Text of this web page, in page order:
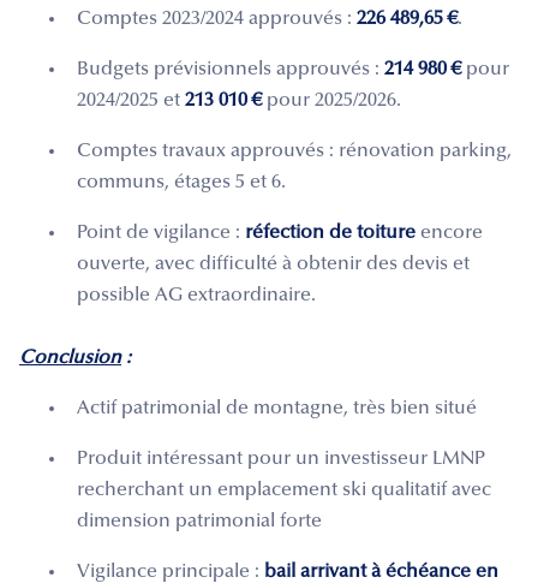
Comptes 2023/2024 approuvés : 226 489,65 €.
Budgets prévisionnels approuvés : 214 980 €pour
2024/2025 et 213 010 €pour 2025/2026.
Comptes travaux approuvés : rénovation parking,
communs, étages 5 et 6.
Point de vigilance : réfection de toiture encore
ouverte, avec difficulté à obtenir des devis et
possible AG extraordinaire.
Conclusion:
Actif patrimonial de montagne, très bien situé
Produit intéressant pour un investisseur LMNP
recherchant un emplacement ski qualitatif avec
dimension patrimonial forte
Vigilance principale : bail arrivant à échéance en